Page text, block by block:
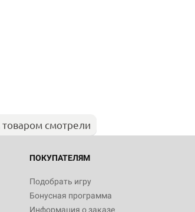
товаром смотрели
ПОКУПАТЕЛЯМ
Подобрать игру
Бонусная программа
Информация о заказе